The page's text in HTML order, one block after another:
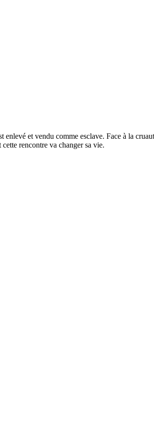
et vendu comme esclave. Face à la
rencontre va changer sa vie.